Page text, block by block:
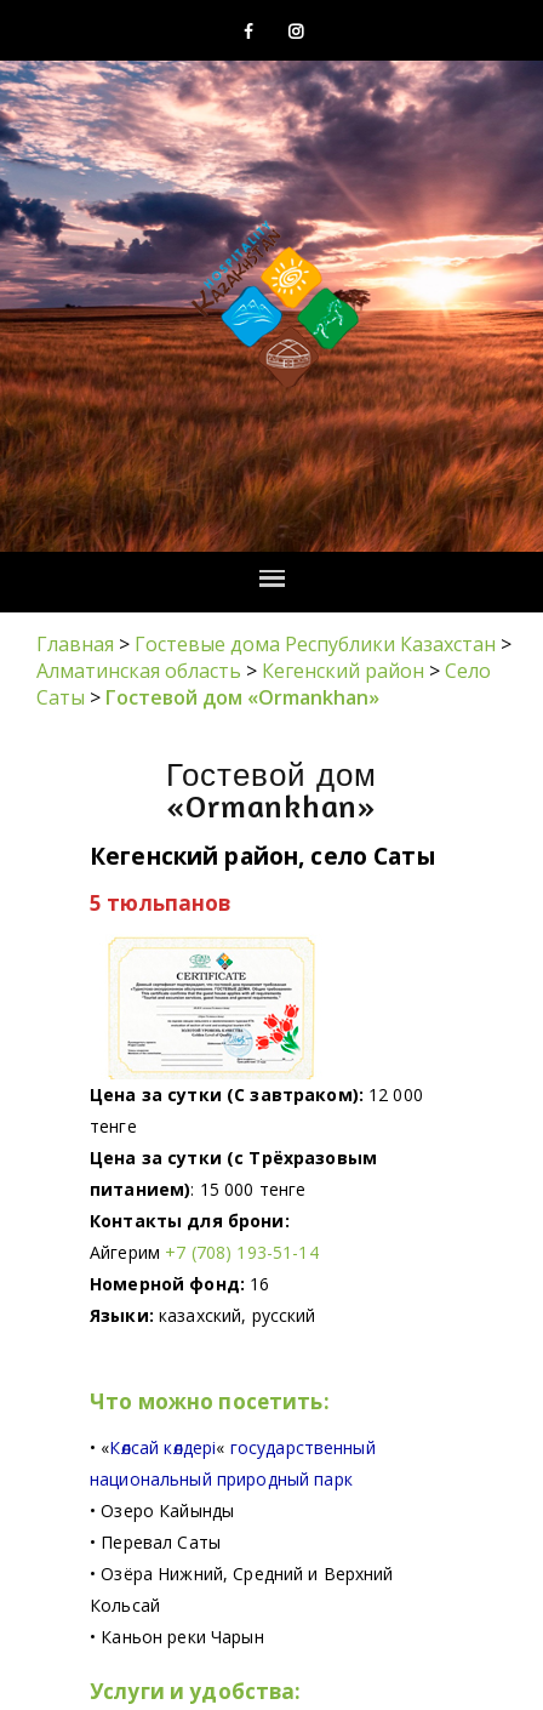
Главная > Гостевые дома Республики Казахстан >
Алматинская область > Кегенский район >Село
Саты > Гостевой дом «Ormankhan»
Гостевой дом
«Ormankhan»
Кегенский район, село Саты
5 тюльпанов
Цена за сутки (С завтраком): 12 000
тенге
Цена за сутки (с Трёхразовым
питанием): 15 000 тенге
Контакты для брони:
Айгерим +7 (708) 193-51-14
Номерной фонд: 16
Языки: казахский, русский
Что можно посетить:
• «Көлсай көлдері« государственный
национальный природный парк
• Озеро Кайынды
• Перевал Саты
• Озёра Нижний, Средний и Верхний
Кольсай
• Каньон реки Чарын
Услуги и удобства: